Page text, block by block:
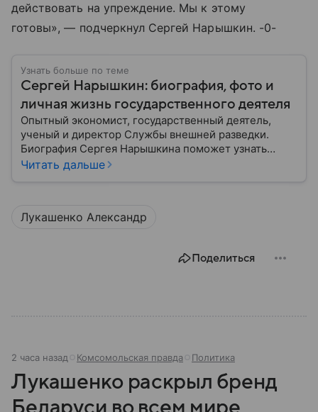
действовать на упреждение. Мы к этому
готовы», — подчеркнул Сергей Нарышкин. -0-
Узнать больше по теме
Сергей Нарышкин: биография, фото и
личная жизнь государственного деятеля
Опытный экономист, государственный деятель,
ученый и директор Службы внешней разведки.
Биография Сергея Нарышкина поможет узнать
главное о жизни политической фигуры, часто
Читать дальше
Лукашенко Александр
Поделиться
2 часа назад Комсомольская правда Политика
Лукашенко раскрыл бренд